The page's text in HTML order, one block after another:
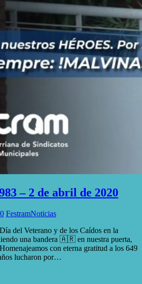
– 2 de abril de 2020
FestramNoticias
del Veterano y de los Caídos en la
una bandera 🇦🇷 en nuestra puerta,
con eterna gratitud a los 649
lucharon por…